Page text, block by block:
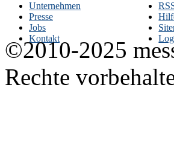
Unternehmen
Presse
Jobs
Kontakt
©2010-2025
Rechte